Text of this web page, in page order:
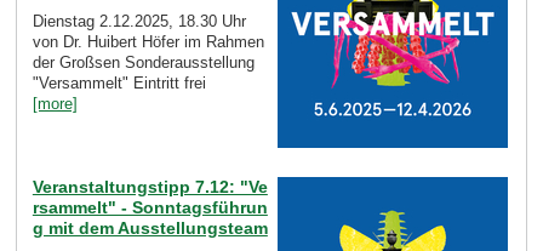
Dienstag 2.12.2025, 18.30 Uhr
von Dr. Huibert Höfer im Rahmen
der Großsen Sonderausstellung
"Versammelt" Eintritt frei
[more]
Veranstaltungstipp 7.12: "Ve
rsammelt" - Sonntagsführun
g mit dem Ausstellungsteam